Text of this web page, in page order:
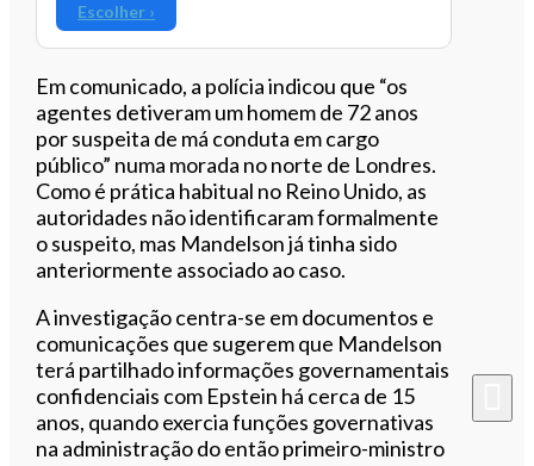
Escolher ›
Em comunicado, a polícia indicou que “os
agentes detiveram um homem de 72 anos
por suspeita de má conduta em cargo
público” numa morada no norte de Londres.
Como é prática habitual no Reino Unido, as
autoridades não identificaram formalmente
o suspeito, mas Mandelson já tinha sido
anteriormente associado ao caso.
A investigação centra-se em documentos e
comunicações que sugerem que Mandelson
terá partilhado informações governamentais
confidenciais com Epstein há cerca de 15
anos, quando exercia funções governativas
na administração do então primeiro-ministro